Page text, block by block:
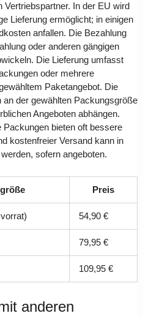
Vertriebspartner. In der EU wird
Lieferung ermöglicht; in einigen
anfallen. Die Bezahlung
oder anderen gängigen
Die Lieferung umfasst
oder mehrere
Paketangebot. Die
an der gewählten Packungsgröße
Angeboten abhängen.
Packungen bieten oft bessere
kostenfreier Versand kann in
sofern angeboten.
Preis
54,90 €
79,95 €
109,95 €
anderen